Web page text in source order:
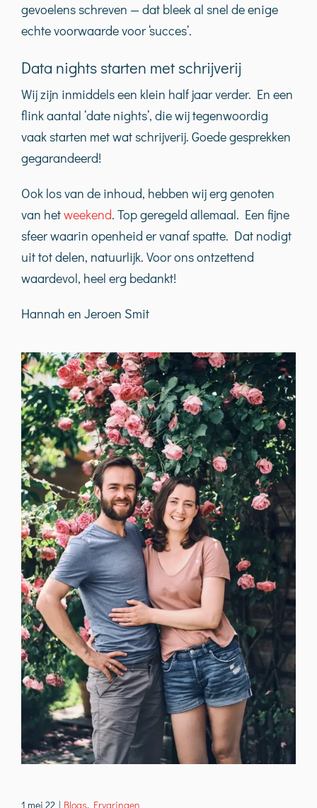
gevoelens schreven — dat bleek al snel de enige
echte voorwaarde voor ‘succes’.
Data nights starten met schrijverij
Wij zijn inmiddels een klein half jaar verder. En een
flink aantal ‘date nights’, die wij tegenwoordig
vaak starten met wat schrijverij. Goede gesprekken
gegarandeerd!
Ook los van de inhoud, hebben wij erg genoten
van hetweekend. Top geregeld allemaal. Een fijne
sfeer waarin openheid er vanaf spatte. Dat nodigt
uit tot delen, natuurlijk. Voor ons ontzettend
waardevol, heel erg bedankt!
Hannah en Jeroen Smit
1 mei 22 | Blogs, Ervaringen